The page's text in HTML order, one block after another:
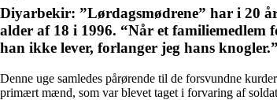
Diyarbekir: ”Lørdagsmødrene” har i 20
alder af 18 i 1996. “Når et familiemedlem
han ikke lever, forlanger jeg hans knogler.”
Denne uge samledes pårørende til de forsvundne
primært mænd, som var blevet taget i forvaring af